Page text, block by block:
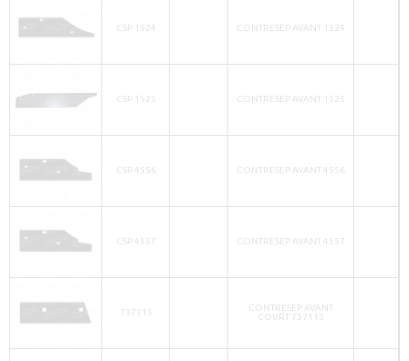
CSP 1524 CONTRESEP AVANT 1524
CSP 1525 CONTRESEP AVANT 1525
CSP 4556 CONTRESEP AVANT 4556
CSP 4557 CONTRESEP AVANT 4557
737115
CONTRESEP AVANT
COURT 737115